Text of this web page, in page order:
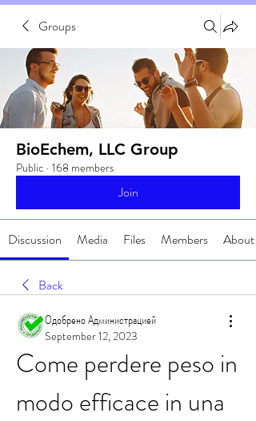
Groups
BioEchem, LLC Group
Public · 168 members
Join
Discussion Media Files Members About
Back
Одобрено Администрацией
September 12, 2023
Come perdere peso in
modo efficace in una